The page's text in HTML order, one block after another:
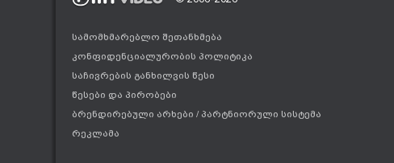
სამომხმარებლო შეთანხმება
კონფიდენციალურობის პოლიტიკა
საჩივრების განხილვის წესი
წესები და პირობები
ბრენდირებული არხები / პარტნიორული სისტემა
რეკლამა